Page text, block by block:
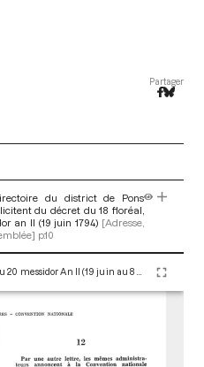
Partager
du district de Pons
du décret du 18 floréal,
an II (19 juin 1794) [Adresse,
p.10